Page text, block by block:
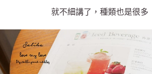
就不細講了，種類也是很多